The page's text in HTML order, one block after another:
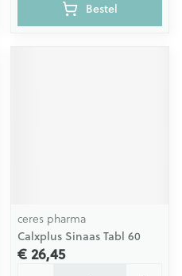
Bestel
ceres pharma
Calxplus Sinaas Tabl 60
€ 26,45